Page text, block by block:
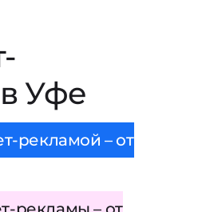
Уфе
рекламой – от